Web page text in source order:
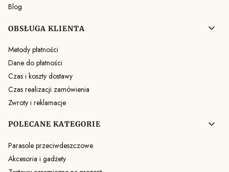
Blog
OBSŁUGA KLIENTA
Metody płatności
Dane do płatności
Czas i koszty dostawy
Czas realizacji zamówienia
Zwroty i reklamacje
POLECANE KATEGORIE
Parasole przeciwdeszczowe
Akcesoria i gadżety